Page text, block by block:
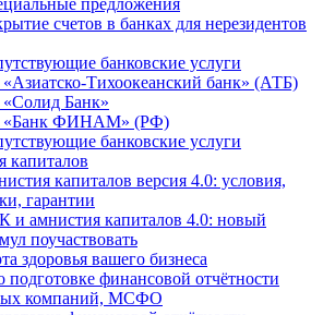
предложения
счетов в банках для нерезидентов
банковские услуги
Тихоокеанский банк» (АТБ)
Банк»
ФИНАМ» (РФ)
банковские услуги
капиталов
капиталов версия 4.0: условия,
гарантии
и амнистия капиталов 4.0: новый
поучаствовать
здоровья вашего бизнеса
подготовке финансовой отчётности
компаний, МСФО